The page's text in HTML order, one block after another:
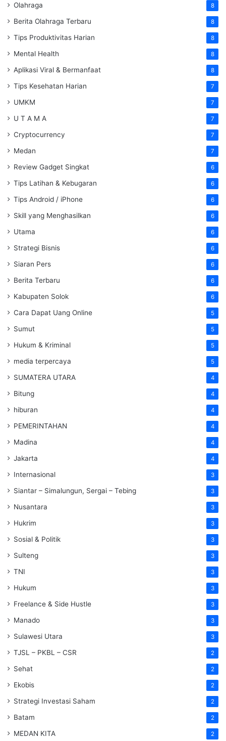
Olahraga 8
Berita Olahraga Terbaru 8
Tips Produktivitas Harian 8
Mental Health 8
Aplikasi Viral & Bermanfaat 8
Tips Kesehatan Harian 7
UMKM 7
U T A M A 7
Cryptocurrency 7
Medan 7
Review Gadget Singkat 6
Tips Latihan & Kebugaran 6
Tips Android / iPhone 6
Skill yang Menghasilkan 6
Utama 6
Strategi Bisnis 6
Siaran Pers 6
Berita Terbaru 6
Kabupaten Solok 6
Cara Dapat Uang Online 5
Sumut 5
Hukum & Kriminal 5
media terpercaya 5
SUMATERA UTARA 4
Bitung 4
hiburan 4
PEMERINTAHAN 4
Madina 4
Jakarta 4
Internasional 3
Siantar – Simalungun, Sergai – Tebing 3
Nusantara 3
Hukrim 3
Sosial & Politik 3
Sulteng 3
TNI 3
Hukum 3
Freelance & Side Hustle 3
Manado 3
Sulawesi Utara 3
TJSL – PKBL – CSR 2
Sehat 2
Ekobis 2
Strategi Investasi Saham 2
Batam 2
MEDAN KITA 2